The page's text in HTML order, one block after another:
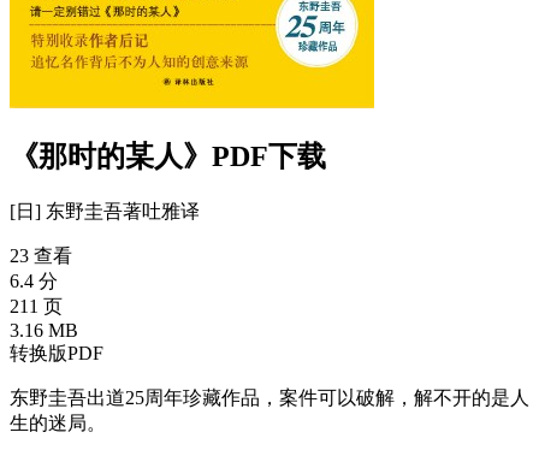
《那时的某人》PDF下载
[日] 东野圭吾著吐雅译
23 查看
6.4 分
211 页
3.16 MB
转换版PDF
东野圭吾出道25周年珍藏作品，案件可以破解，解不开的是人
生的迷局。